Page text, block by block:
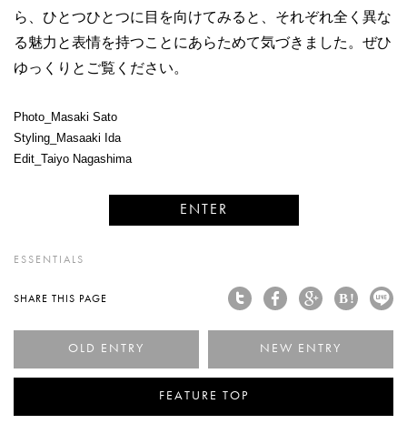
ら、ひとつひとつに目を向けてみると、それぞれ全く異な
る魅力と表情を持つことにあらためて気づきました。ぜひ
ゆっくりとご覧ください。
Photo_Masaki Sato
Styling_Masaaki Ida
Edit_Taiyo Nagashima
ENTER
ESSENTIALS
SHARE THIS PAGE
FEATURE TOP